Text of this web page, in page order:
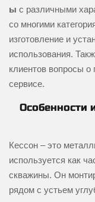
ы с различными
со многими
изготовление и
использования.
клиентов вопросы о
сервисе.
Особенности
Кессон – это
используется как
скважины. Он
рядом с устьем